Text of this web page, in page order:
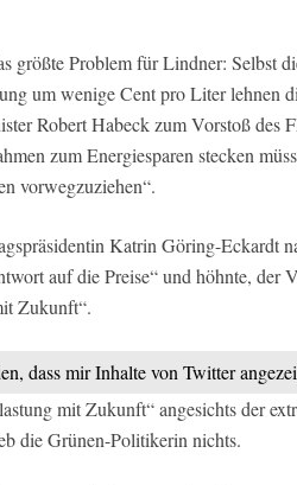
größte Problem für Lindner: Selbst
um wenige Cent pro Liter lehnen
Robert Habeck zum Vorstoß des
zum Energiesparen stecken
vorwegzuziehen“.
Katrin Göring-Eckardt
auf die Preise“ und höhnte, der
Zukunft“.
dass mir Inhalte von Twitter
mit Zukunft“ angesichts der
die Grünen-Politikerin nichts.